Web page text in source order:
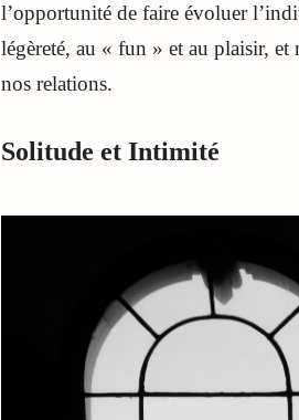
l’opportunité de faire évoluer
légèreté, au « fun » et au plaisir,
nos relations.
Solitude et Intimité